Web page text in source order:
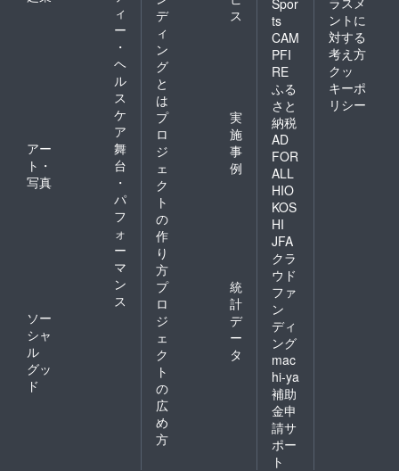
ィ
ー
・
ヘ
ル
ス
ケ
ア
アー
ト・
写真
舞
台
・
パ
フ
ォ
ー
マ
ン
ス
ソー
シャ
ル
グッ
ド
デ
ィ
ン
グ
と
は
ス
プ
ロ
ジ
ェ
ク
ト
の
作
り
方
実
施
事
例
プ
ロ
ジ
ェ
ク
ト
の
広
め
方
統
計
デ
ー
タ
ts
CAM
PFI
RE
ふる
さと
納税
AD
FOR
ALL
HIO
KOS
HI
JFA
クラ
ウド
ファ
ン
ディ
ング
mac
hi-ya
補助
金申
請サ
ポー
ト
ントに
対する
考え方
クッ
キーポ
リシー